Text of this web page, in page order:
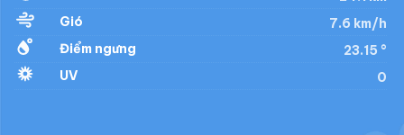
Gió
7.6 km/h
Điểm ngưng
23.15 °
UV
0